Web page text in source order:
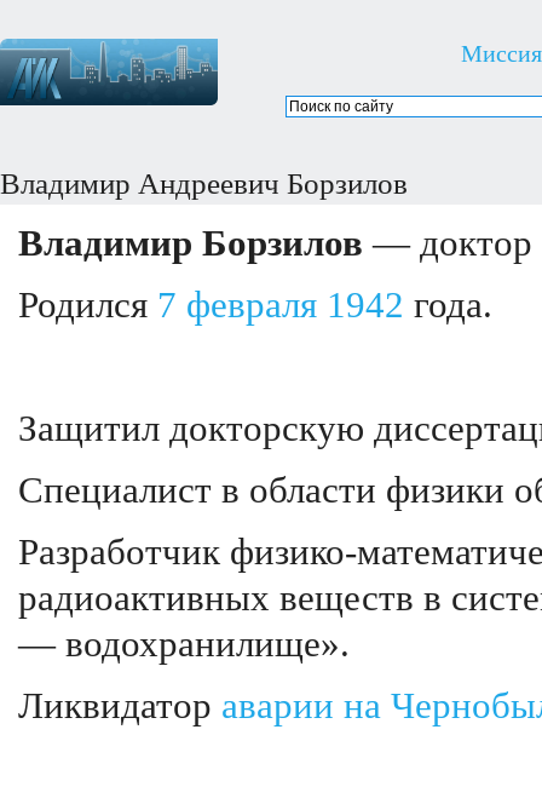
Миссия
Владимир Андреевич Борзилов
Владимир Борзилов — доктор
Родился 7 февраля 1942 года.
Защитил докторскую
Специалист в области физики
Разработчик физико-
радиоактивных веществ в
— водохранилище».
Ликвидатор аварии на